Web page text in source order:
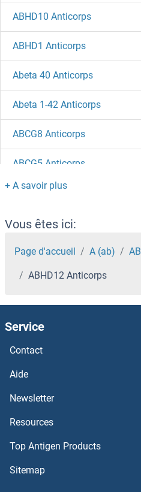
ABHD10 Anticorps
ABHD1 Anticorps
Abeta 40 Anticorps
Abeta 1-42 Anticorps
ABCG8 Anticorps
ABCG5 Anticorps
ABCG4 Anticorps
ABCG2 Anticorps
ABCG1 Anticorps
ABCF2 Anticorps
ABCD4 Anticorps
Abcd2 Anticorps
ABCD1 Anticorps
Vous êtes ici:
Page d'accueil A (ab)
ABHD12 Anticorps
Service
Contact
Aide
Newsletter
Resources
Top Antigen Products
Sitemap